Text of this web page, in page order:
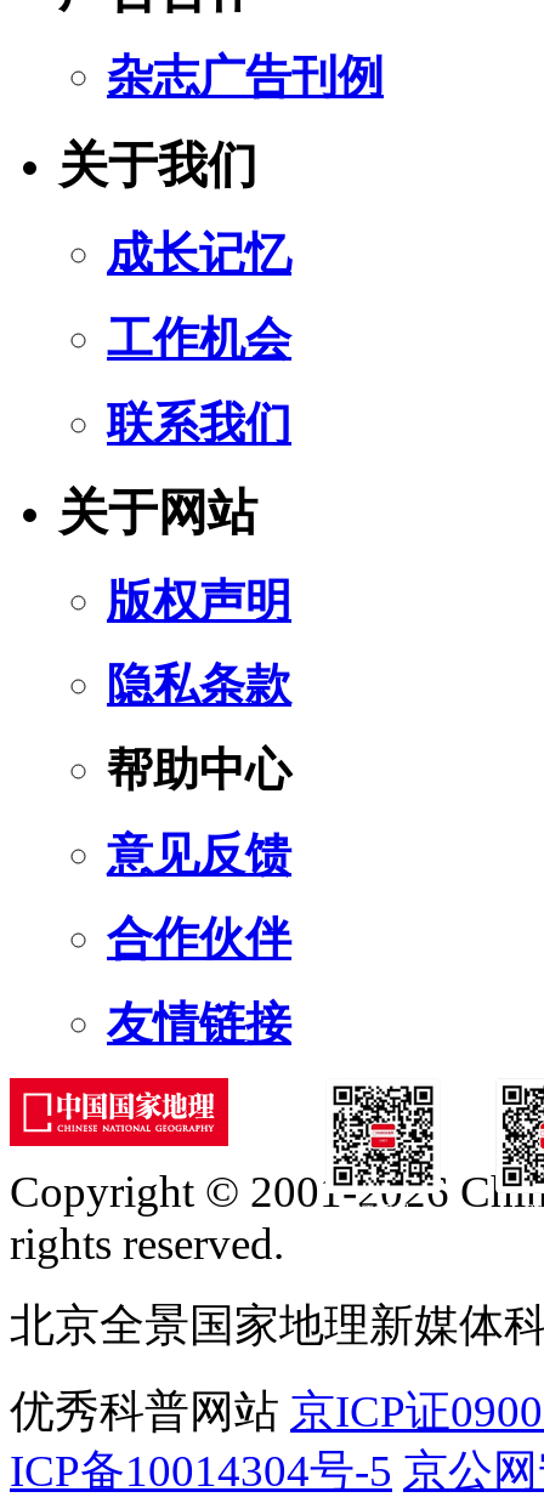
杂志广告刊例
关于我们
成长记忆
工作机会
联系我们
关于网站
版权声明
隐私条款
帮助中心
意见反馈
合作伙伴
友情链接
订阅号
Copyright © 2001-2026
rights reserved.
北京全景国家地理新媒体
优秀科普网站 京ICP证
ICP备10014304号-5 京公